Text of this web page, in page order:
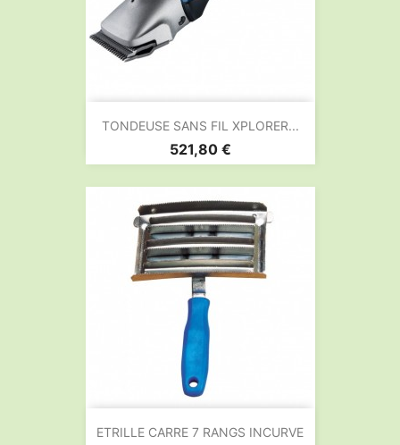
TONDEUSE SANS FIL XPLORER...
Prix
521,80 €
ETRILLE CARRE 7 RANGS INCURVE